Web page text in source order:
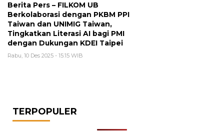
Berita Pers – FILKOM UB
Berkolaborasi dengan PKBM PPI
Taiwan dan UNIMIG Taiwan,
Tingkatkan Literasi AI bagi PMI
dengan Dukungan KDEI Taipei
Rabu, 10 Des 2025 - 15:15 WIB
TERPOPULER